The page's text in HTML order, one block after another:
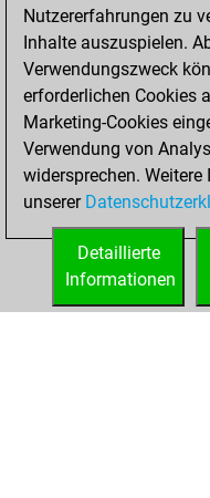
your
2021
Nutzererfahrungen zu
Inhalte auszuspielen.
Verwendungszweck
erforderlichen Cookies
Marketing-Cookies
Verwendung von
widersprechen.
unserer
Detaillierte
Informationen